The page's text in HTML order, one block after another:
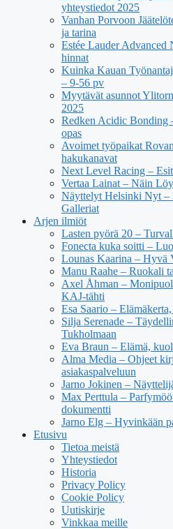
yhteystiedot 2025
Vanhan Porvoon
ja tarina
Estée Lauder Advanced
hinnat
Kuinka Kauan
– 9-56 pv
Myytävät asunnot
2025
Redken Acidic Bonding
opas
Avoimet työpaikat
hakukanavat
Next Level Racing –
Vertaa Lainat – Näin
Näyttelyt Helsinki Nyt –
Galleriat
Arjen ilmiöt
Lasten pyörä 20 –
Fonecta kuka soitti –
Lounas Kaarina – Hyvä
Manu Raahe – Ruokali
Axel Åhman –
KAJ-tähti
Esa Saario –
Silja Serenade –
Tukholmaan
Eva Braun – Elämä,
Alma Media – Ohjeet
asiakaspalveluun
Jarno Jokinen –
Max Perttula –
dokumentti
Jarno Elg – Hyvinkään
Etusivu
Tietoa meistä
Yhteystiedot
Historia
Privacy Policy
Cookie Policy
Uutiskirje
Vinkkaa meille